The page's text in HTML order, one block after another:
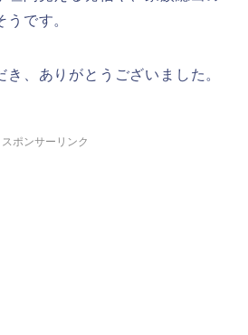
です。
、ありがとうございました。
スポンサーリンク